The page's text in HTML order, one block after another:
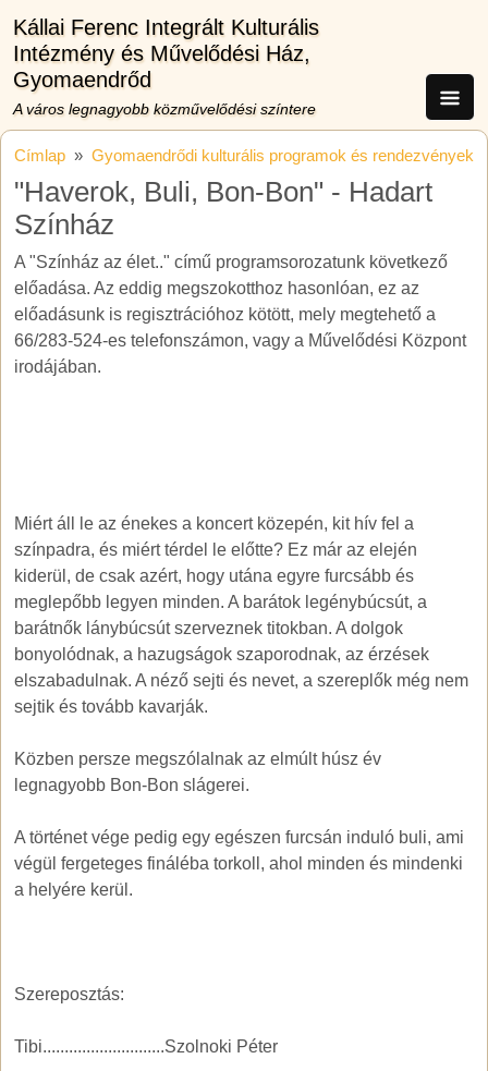
Kállai Ferenc Integrált Kulturális
Intézmény és Művelődési Ház,
Gyomaendrőd
A város legnagyobb közművelődési színtere
Címlap Gyomaendrődi kulturális programok és rendezvények
"Haverok, Buli, Bon-Bon" - Hadart
Színház
A "Színház az élet.." című programsorozatunk következő
előadása. Az eddig megszokotthoz hasonlóan, ez az
előadásunk is regisztrációhoz kötött, mely megtehető a
66/283-524-es telefonszámon, vagy a Művelődési Központ
irodájában.
Miért áll le az énekes a koncert közepén, kit hív fel a
színpadra, és miért térdel le előtte? Ez már az elején
kiderül, de csak azért, hogy utána egyre furcsább és
meglepőbb legyen minden. A barátok legénybúcsút, a
barátnők lánybúcsút szerveznek titokban. A dolgok
bonyolódnak, a hazugságok szaporodnak, az érzések
elszabadulnak. A néző sejti és nevet, a szereplők még nem
sejtik és tovább kavarják.
Közben persze megszólalnak az elmúlt húsz év
legnagyobb Bon-Bon slágerei.
A történet vége pedig egy egészen furcsán induló buli, ami
végül fergeteges fináléba torkoll, ahol minden és mindenki
a helyére kerül.
Szereposztás:
Tibi............................Szolnoki Péter